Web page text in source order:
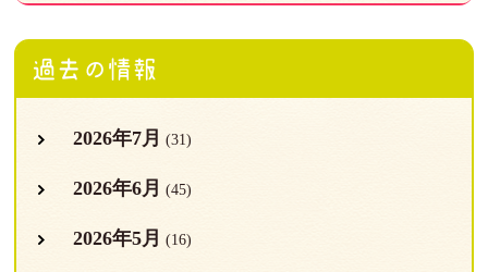
過去の情報
2026年7月 (31)
2026年6月 (45)
2026年5月 (16)